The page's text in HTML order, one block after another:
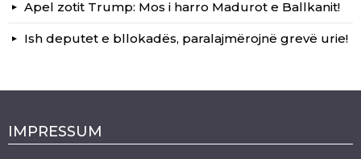
Apel zotit Trump: Mos i harro Madurot e Ballkanit!
Ish deputet e bllokadës, paralajmërojnë grevë urie!
IMPRESSUM